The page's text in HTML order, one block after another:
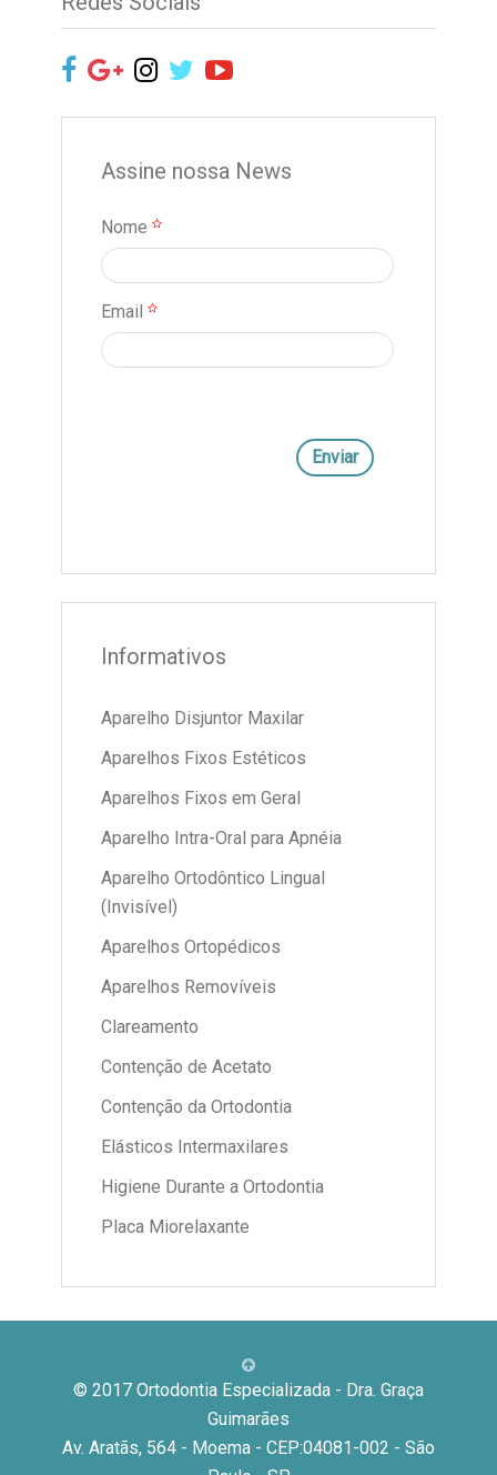
Assine nossa News
Nome
Email
Enviar
Informativos
Aparelho Disjuntor Maxilar
Aparelhos Fixos Estéticos
Aparelhos Fixos em Geral
Aparelho Intra-Oral para Apnéia
Aparelho Ortodôntico Lingual
(Invisível)
Aparelhos Ortopédicos
Aparelhos Removíveis
Clareamento
Contenção de Acetato
Contenção da Ortodontia
Elásticos Intermaxilares
Higiene Durante a Ortodontia
Placa Miorelaxante
© 2017 Ortodontia Especializada - Dra. Graça
Guimarães
Av. Aratãs, 564 - Moema - CEP:04081-002 - São